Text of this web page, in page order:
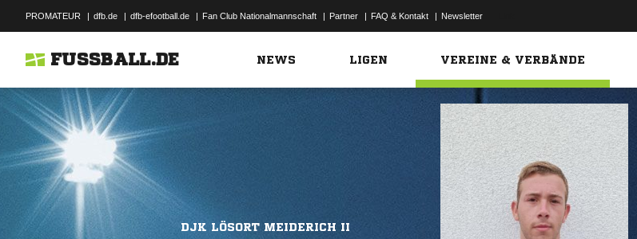
PROMATEUR | dfb.de | dfb-efootball.de | Fan Club Nationalmannschaft | Partner | FAQ & Kontakt | Newsletter
FUSSBALL.DE NEWS LIGEN VEREINE & VERBÄNDE
DJK LÖSORT MEIDERICH II